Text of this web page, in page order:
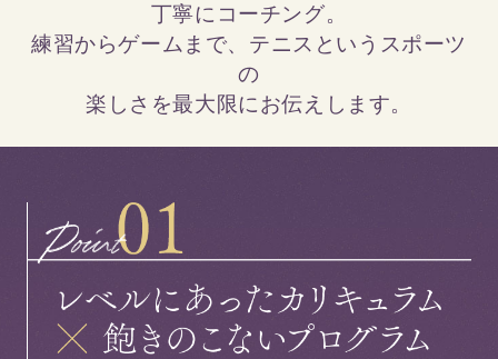
丁寧にコーチング。
練習からゲームまで、テニスというスポーツ
の
楽しさを最大限にお伝えします。